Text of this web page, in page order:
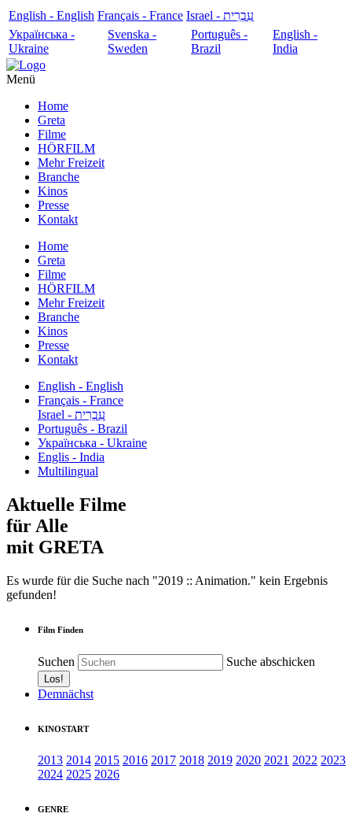
English - English Français - France
עִבְרִית - Israel
Українська -
Ukraine
Svenska -
Sweden
Português -
Brazil
English -
India
Menü
Home
Greta
Filme
HÖRFILM
Mehr Freizeit
Branche
Kinos
Presse
Kontakt
Home
Greta
Filme
HÖRFILM
Mehr Freizeit
Branche
Kinos
Presse
Kontakt
English - English
Français - France
עִבְרִית - Israel
Português - Brazil
Українська - Ukraine
Englis - India
Multilingual
Aktuelle Filme
für Alle
mit GRETA
Es wurde für die Suche nach "2019 :: Animation." kein Ergebnis
gefunden!
Film Finden
Suchen Suche abschicken
Demnächst
KINOSTART
2013 2014 2015 2016 2017 2018 2019 2020 2021 2022 2023
2024 2025 2026
GENRE